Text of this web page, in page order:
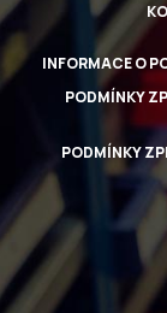
INFORMACE O
PODMÍNKY
PODMÍNKY